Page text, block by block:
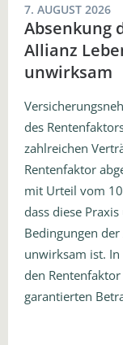
7. AUGUST 2026
Absenkung
Allianz
unwirksam
des
zahlreichen
Rentenfaktor
mit Urteil vom
dass diese
Bedingungen
unwirksam ist.
den
garantierten